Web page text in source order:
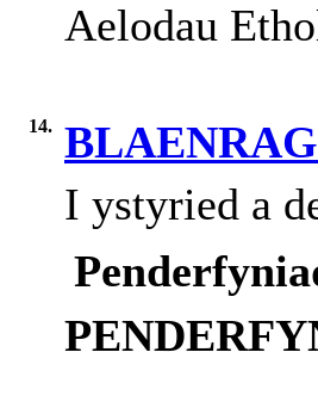
Aelodau
14.
I ystyried a